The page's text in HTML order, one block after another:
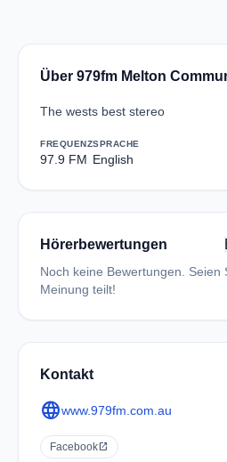
Über 979fm Melton
The wests best stereo
FREQUENZ
97.9 FM
SPRACHE
English
Hörerbewertungen
Noch keine Bewertungen. Seien
Meinung teilt!
Kontakt
languagewww.979fm.com.au
Facebook open_in_new